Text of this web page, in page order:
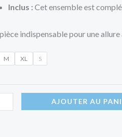
Inclus : Cet ensemble est
indispensable pour une
M XL S
AJOUTER AU